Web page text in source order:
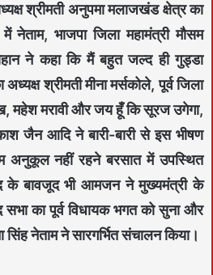
श्रीमती अनुपमा मलाजखंड क्षेत्र का
भाजपा जिला महामंत्री मौसम
ने कहा कि मैं बहुत जल्द ही गुड्डा
श्रीमती मीना मर्सकोले, पूर्व जिला
महेश मरावी और जय हूँ कि सूरज उगेगा,
जैन आदि ने बारी-बारी से इस भीषण
अनुकूल नहीं रहने बरसात में उपस्थित
के बावजूद भी आमजन ने मुख्यमंत्री के
सभा का पूर्व विधायक भगत को सुना और
नेताम ने सारगर्भित संचालन किया।